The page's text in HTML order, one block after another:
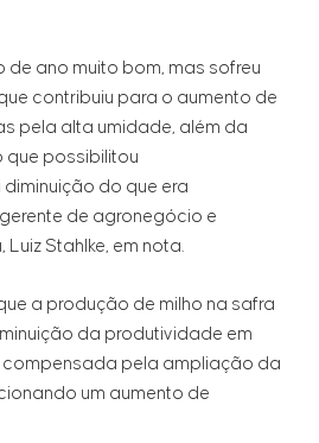
de ano muito bom, mas sofreu
contribuiu para o aumento de
pela alta umidade, além da
que possibilitou
do que era
de agronegócio e
Stahlke, em nota.
a produção de milho na safra
da produtividade em
compensada pela ampliação da
um aumento de